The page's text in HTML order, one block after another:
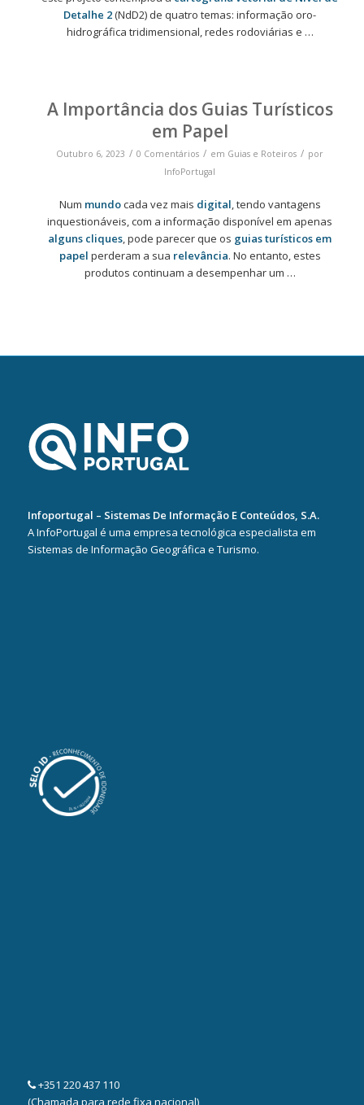
Detalhe 2(NdD2) de quatro temas: informação oro-
hidrográfica tridimensional, redes rodoviárias e …
A Importância dos Guias Turísticos
em Papel
Outubro 6, 2023 / 0 Comentários / em Guias e Roteiros / por
InfoPortugal
Num mundocada vez mais digital, tendo vantagens
inquestionáveis, com a informação disponível em apenas
alguns cliques, pode parecer que os guias turísticos em
papel perderam a sua relevância. No entanto, estes
produtos continuam a desempenhar um …
Infoportugal – Sistemas De Informação E Conteúdos, S.A.
A InfoPortugal é uma empresa tecnológica especialista em
Sistemas de Informação Geográfica e Turismo.
+351 220 437 110